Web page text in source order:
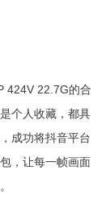
424V 22.7G的合
个人收藏，都具
成功将抖音平台
，让每一帧画面